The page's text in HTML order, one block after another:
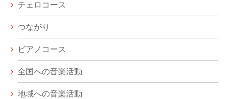
チェロコース
つながり
ピアノコース
全国への音楽活動
地域への音楽活動